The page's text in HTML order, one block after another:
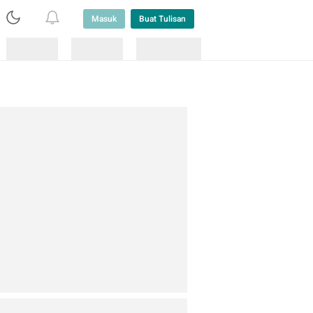
Masuk Buat Tulisan